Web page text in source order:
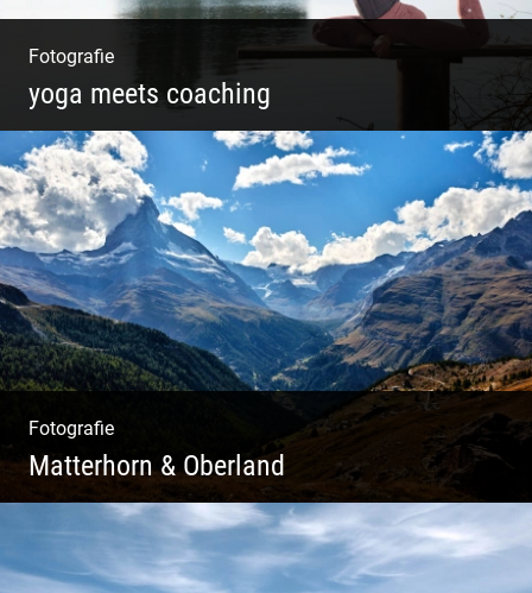
Fotografie
yoga meets coaching
Sonnengruß Katharina Kirchner
Fotografie
Matterhorn & Oberland
Impressionen Gornergrat & Berner Oberland